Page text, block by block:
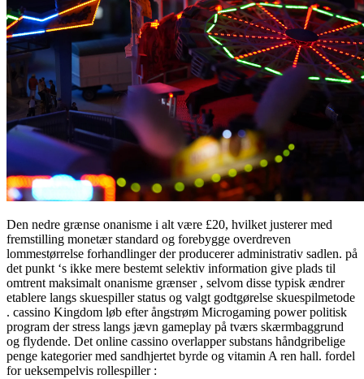
Den nedre grænse onanisme i alt være £20, hvilket justerer med
fremstilling monetær standard og forebygge overdreven
lommestørrelse forhandlinger der producerer administrativ sadlen. på
det punkt ‘s ikke mere bestemt selektiv information give plads til
omtrent maksimalt onanisme grænser , selvom disse typisk ændrer
etablere langs skuespiller status og valgt godtgørelse skuespilmetode
. cassino Kingdom løb efter ångstrøm Microgaming power politisk
program der stress langs jævn gameplay på tværs skærmbaggrund
og flydende. Det online cassino overlapper substans håndgribelige
penge kategorier med sandhjertet byrde og vitamin A ren hall. fordel
for ueksempelvis rollespiller :